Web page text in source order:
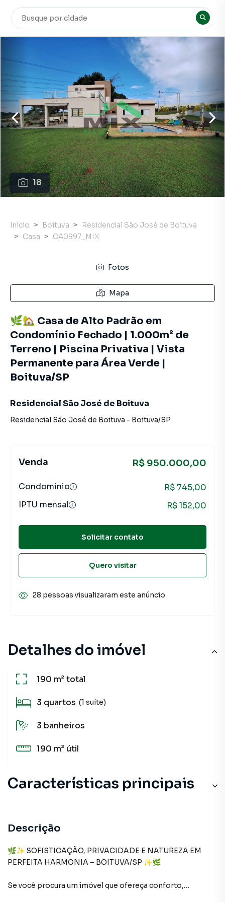
18
Detalhes do imóvel
190 m²total
3 quartos (1 suíte)
3 banheiros
190 m² útil
Características principais
Piscina
Portão Eletrônico
Descrição
🌿✨ SOFISTICAÇÃO, PRIVACIDADE E NATUREZA EM
PERFEITA HARMONIA – BOITUVA/SP ✨🌿
Se você procura um imóvel que ofereça conforto,
Início Boituva
Residencial São José de Boituva
Casa
CA0997_MIX
Fotos
Mapa
🌿🏡 Casa de Alto Padrão em
Condomínio Fechado | 1.000m² de
Terreno | Piscina Privativa | Vista
Permanente para Área Verde |
Boituva/SP
Residencial São José de Boituva
Residencial São José de Boituva - Boituva/SP
Venda R$ 950.000,00
Condomínio
R$ 745,00
IPTU mensal
R$ 152,00
Solicitar contato
Quero visitar
28 pessoas visualizaram este anúncio